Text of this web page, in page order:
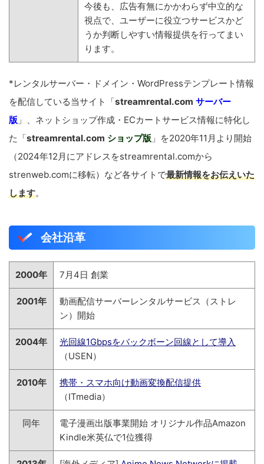
今後も、広告有無にかかわらず中立的な
視点で、ユーザーに役立つサービスかど
うか判断しやすい情報提供を行ってまい
ります。
*レンタルサーバー・ドメイン・WordPressテンプレート情報
を配信している当サイト「streamrental.com サーバー
版 」、ネットショップ作成・ECカートサービス情報に特化し
た「streamrental.com ショップ版 」を2020年11月より開始
（2024年12月にアドレスをstreamrental.comから
strenweb.comに移転）など各サイトで最新情報をお伝えいた
します。
会社沿革
2000年 7月4日 創業
2001年
動画配信サーバーレンタルサービス（ストレ
ン）開始
2004年
光回線1Gbpsをバックボーン回線として導入
（USEN）
2010年
携帯・スマホ向け動画変換配信提供
（ITmedia）
同年
電子漫画出版事業開始 オリジナル作品Amazon
Kindle米英仏で1位獲得